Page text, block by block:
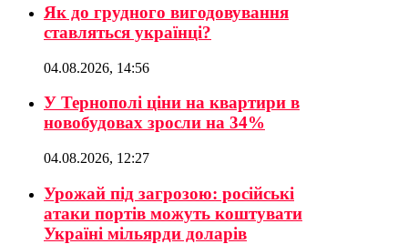
Як до грудного вигодовування
ставляться українці?
04.08.2026, 14:56
У Тернополі ціни на квартири в
новобудовах зросли на 34%
04.08.2026, 12:27
Урожай під загрозою: російські
атаки портів можуть коштувати
Україні мільярди доларів